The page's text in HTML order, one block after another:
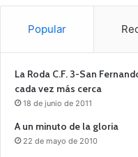
Popular
La Roda C.F. 3-San
cada vez más cerca
18 de junio de 2011
A un minuto de la gloria
22 de mayo de 2010